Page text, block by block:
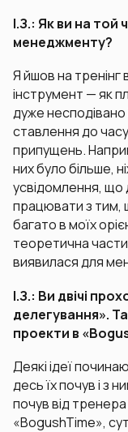
І.З.: Як ви на
менеджменту?
Я йшов на тренінг
інструмент — як
дуже несподівано
ставлення до
припущень.
них було більше,
усвідомлення, що
працювати з тим,
багато в моїх
теоретична
виявилася для
І.З.: Ви двічі
делегування».
проекти в
Деякі ідеї
десь їх почув і з
почув від
«BogushTime»,